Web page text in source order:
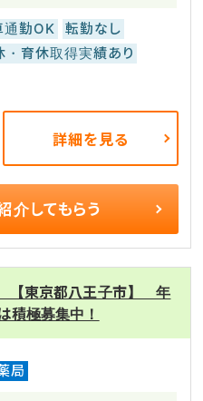
通勤OK
転勤なし
・育休取得実績あり
詳細を見る
介してもらう
東京都八王子市】 年
積極募集中！
局